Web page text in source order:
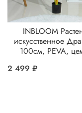
INBLOOM
искусственное
100см, PEVA,
2 499 ₽